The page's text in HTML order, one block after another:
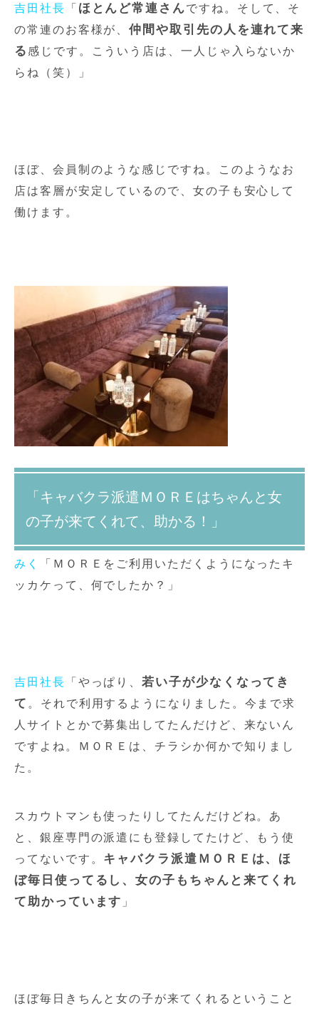
吉田社長 「 ほとんど常連さんですね。そして、そ
の常連のお客様が、仲間や取引先の人を連れて来
る 感じです。こういう店は、一人じゃ入らないか
らね（笑）」
ほぼ、会員制のような感じですね。このようなお
店は客層が安定しているので、女の子も安心して
働けます。
「キャバクラ派遣ＭＯＲＥはちゃんと女
の子が来てくれて、助かる！」
みく
「ＭＯＲＥをご利用いただくようになったキ
ッカケって、何でしたか？」
吉田社長 「やっぱり、若い子が少なくなってき
て 。それで利用するようになりました。今まで求
人サイトとかで募集出してたんだけど、来ないん
ですよね。ＭＯＲＥは、チラシか何かで知りまし
た。
スカウトマンも使ったりしてたんだけどね。あ
と、銀座専門の派遣にも登録してたけど、もう使
ってないです。 キャバクラ派遣ＭＯＲＥは、ほ
ぼ毎日使ってるし、女の子もちゃんと来てくれ
て助かっています 」
ほぼ毎日きちんと女の子が来てくれるということ